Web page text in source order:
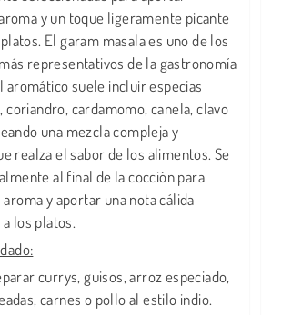
y un toque ligeramente picante
El garam masala es uno de los
representativos de la gastronomía
aromático suele incluir especias
coriandro, cardamomo, canela, clavo
una mezcla compleja y
realza el sabor de los alimentos. Se
al final de la cocción para
y aportar una nota cálida
los platos.
currys, guisos, arroz especiado,
carnes o pollo al estilo indio.